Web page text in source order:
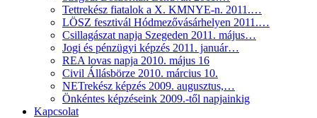
Tettrekész fiatalok a X. KMNYE-n. 2011.…
LÖSZ fesztivál Hódmezővásárhelyen 2011.…
Csillagászat napja Szegeden 2011. május…
Jogi és pénzügyi képzés 2011. január…
REA lovas napja 2010. május 16
Civil Állásbörze 2010. március 10.
NETrekész képzés 2009. augusztus,…
Önkéntes képzéseink 2009.-től napjainkig
Kapcsolat